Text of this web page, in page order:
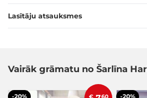
Lasītāju atsauksmes
Vairāk grāmatu no Šarlīna
-20% -20%